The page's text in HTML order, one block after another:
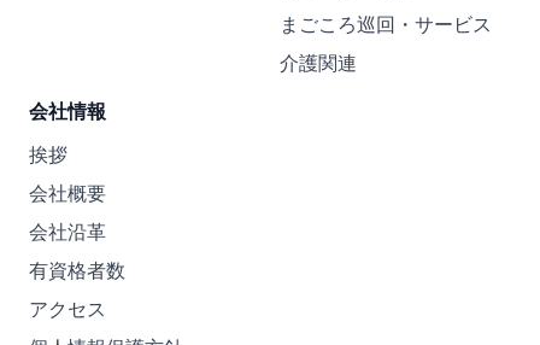
まごころ巡回・サービス
介護関連
会社情報
挨拶
会社概要
会社沿革
有資格者数
アクセス